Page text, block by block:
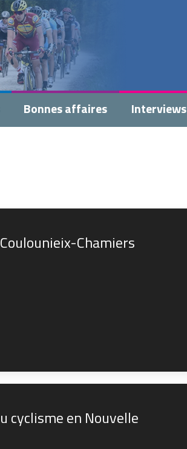
Bonnes affaires Interviews
Chamiers
cyclisme en Nouvelle